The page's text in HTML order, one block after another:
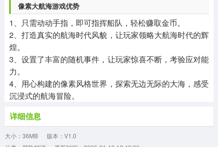
像素大航海游戏优势
1、只需动动手指，即可指挥船队，轻松赚取金币。
2、打造真实的航海时代风貌，让玩家领略大航海时代的辉
煌。
3、设置了丰富的随机事件，让玩家惊喜不断，考验应对能
力。
4、用心构建的像素风格世界，探索无边无际的大海，感受
沉浸式的航海冒险。
详细信息
大小：36MB
版本：V1.0